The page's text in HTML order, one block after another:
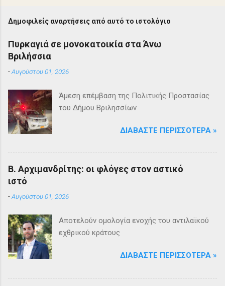
Δημοφιλείς αναρτήσεις από αυτό το ιστολόγιο
Πυρκαγιά σε μονοκατοικία στα Άνω
Βριλήσσια
-Αυγούστου 01, 2026
Άμεση επέμβαση της Πολιτικής Προστασίας
του Δήμου Βριλησσίων
ΔΙΑΒΆΣΤΕ ΠΕΡΙΣΣΌΤΕΡΑ »
Β. Αρχιμανδρίτης: οι φλόγες στον αστικό
ιστό
-Αυγούστου 01, 2026
Αποτελούν ομολογία ενοχής του αντιλαϊκού
εχθρικού κράτους
ΔΙΑΒΆΣΤΕ ΠΕΡΙΣΣΌΤΕΡΑ »